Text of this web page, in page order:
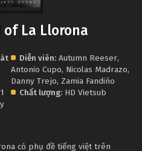
of La Llorona
1
Diễn viên: Autumn Reeser,
Antonio Cupo, Nicolas Madrazo,
Danny Trejo,Zamia Fandiño
Chất lượng: HD Vietsub
có phụ đề tiếng việt trên